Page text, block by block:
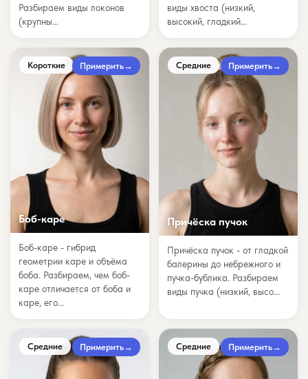
Разбираем виды локонов
(крупны...
виды хвоста (низкий,
высокий, гладкий...
Короткие Примерить→
Боб-каре
Боб-каре - гибрид
геометрии каре и объёма
боба. Разбираем, чем боб-
каре отличается от боба и
каре, его...
Средние Примерить→
Причёска пучок
Причёска пучок - от гладкой
балерины до небрежного и
пучка-бублика. Разбираем
виды пучка (низкий, высо...
Средние Примерить→ Средние Примерить→